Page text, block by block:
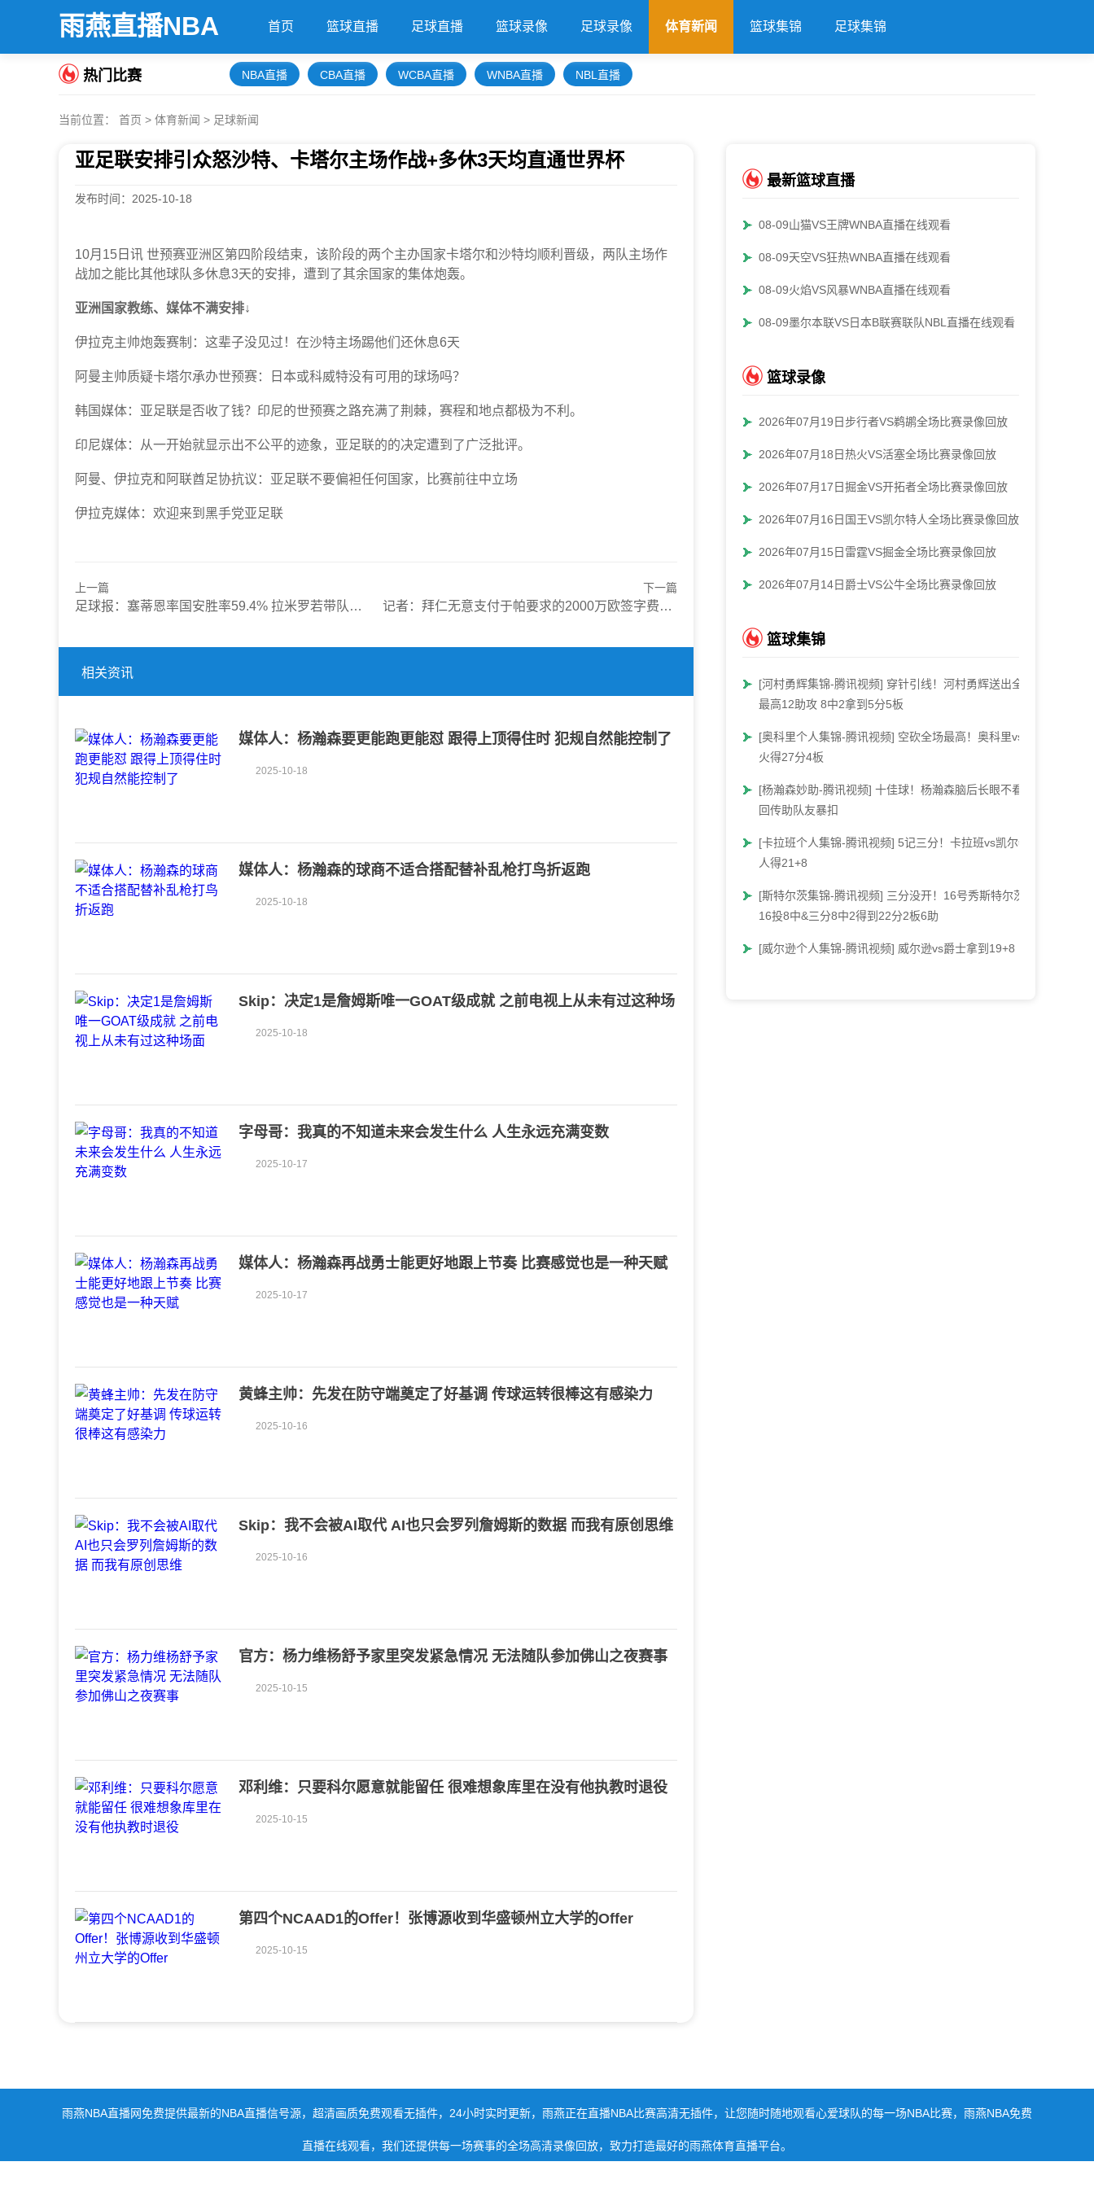
雨燕直播NBA 首页 篮球直播 足球直播 篮球录像 足球录像 体育新闻 篮球集锦 足球集锦
热门比赛 NBA直播 CBA直播 WCBA直播 WNBA直播 NBL直播
当前位置： 首页 > 体育新闻 > 足球新闻
亚足联安排引众怒沙特、卡塔尔主场作战+多休3天均直通世界杯
发布时间：2025-10-18
10月15日讯 世预赛亚洲区第四阶段结束，该阶段的两个主办国家卡塔尔和沙特均顺利晋级，两队主场作
战加之能比其他球队多休息3天的安排，遭到了其余国家的集体炮轰。
亚洲国家教练、媒体不满安排↓
伊拉克主帅炮轰赛制：这辈子没见过！在沙特主场踢他们还休息6天
阿曼主帅质疑卡塔尔承办世预赛：日本或科威特没有可用的球场吗？
韩国媒体：亚足联是否收了钱？印尼的世预赛之路充满了荆棘，赛程和地点都极为不利。
印尼媒体：从一开始就显示出不公平的迹象，亚足联的的决定遭到了广泛批评。
阿曼、伊拉克和阿联酋足协抗议：亚足联不要偏袒任何国家，比赛前往中立场
伊拉克媒体：欢迎来到黑手党亚足联
上一篇
足球报：塞蒂恩率国安胜率59.4% 拉米罗若带队拿足协杯也算创历史
下一篇
记者：拜仁无意支付于帕要求的2000万欧签字费，皇马等队愿意支付
相关资讯
媒体人：杨瀚森要更能跑更能怼 跟得上顶得住时 犯规自然能控制了
2025-10-18
媒体人：杨瀚森的球商不适合搭配替补乱枪打鸟折返跑
2025-10-18
Skip：决定1是詹姆斯唯一GOAT级成就 之前电视上从未有过这种场
2025-10-18
字母哥：我真的不知道未来会发生什么 人生永远充满变数
2025-10-17
媒体人：杨瀚森再战勇士能更好地跟上节奏 比赛感觉也是一种天赋
2025-10-17
黄蜂主帅：先发在防守端奠定了好基调 传球运转很棒这有感染力
2025-10-16
Skip：我不会被AI取代 AI也只会罗列詹姆斯的数据 而我有原创思维
2025-10-16
官方：杨力维杨舒予家里突发紧急情况 无法随队参加佛山之夜赛事
2025-10-15
邓利维：只要科尔愿意就能留任 很难想象库里在没有他执教时退役
2025-10-15
第四个NCAAD1的Offer！张博源收到华盛顿州立大学的Offer
2025-10-15
最新篮球直播
08-09山猫VS王牌WNBA直播在线观看
08-09天空VS狂热WNBA直播在线观看
08-09火焰VS风暴WNBA直播在线观看
08-09墨尔本联VS日本B联赛联队NBL直播在线观看
篮球录像
2026年07月19日步行者VS鹈鹕全场比赛录像回放
2026年07月18日热火VS活塞全场比赛录像回放
2026年07月17日掘金VS开拓者全场比赛录像回放
2026年07月16日国王VS凯尔特人全场比赛录像回放
2026年07月15日雷霆VS掘金全场比赛录像回放
2026年07月14日爵士VS公牛全场比赛录像回放
篮球集锦
[河村勇辉集锦-腾讯视频] 穿针引线！河村勇辉送出全场
最高12助攻 8中2拿到5分5板
[奥科里个人集锦-腾讯视频] 空砍全场最高！奥科里vs热
火得27分4板
[杨瀚森妙助-腾讯视频] 十佳球！杨瀚森脑后长眼不看人
回传助队友暴扣
[卡拉班个人集锦-腾讯视频] 5记三分！卡拉班vs凯尔特
人得21+8
[斯特尔茨集锦-腾讯视频] 三分没开！16号秀斯特尔茨
16投8中&三分8中2得到22分2板6助
[威尔逊个人集锦-腾讯视频] 威尔逊vs爵士拿到19+8
雨燕NBA直播网免费提供最新的NBA直播信号源，超清画质免费观看无插件，24小时实时更新，雨燕正在直播NBA比赛高清无插件，让您随时随地观看心爱球队的每一场NBA比赛，雨燕NBA免费
直播在线观看，我们还提供每一场赛事的全场高清录像回放，致力打造最好的雨燕体育直播平台。